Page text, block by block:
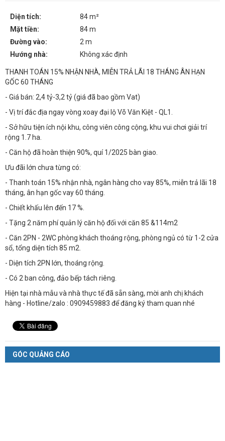
Diện tích:
84 m²
Mặt tiền:
84 m
Đường vào:
2 m
Hướng nhà:
Không xác định
THANH TOÁN 15% NHẬN NHÀ, MIỄN TRẢ LÃI 18 THÁNG ÂN HẠN
GỐC 60 THÁNG
- Giá bán: 2,4 tỷ-3,2 tỷ (giá đã bao gồm Vat)
- Vị trí đắc địa ngay vòng xoay đại lộ Võ Văn Kiệt - QL1.
- Sở hữu tiện ích nội khu, công viên công cộng, khu vui chơi giải trí
rộng 1.7 ha.
- Căn hộ đã hoàn thiện 90%, quí 1/2025 bàn giao.
Ưu đãi lớn chưa từng có:
- Thanh toán 15% nhận nhà, ngân hàng cho vay 85%, miễn trả lãi 18
tháng, ân hạn gốc vay 60 tháng.
- Chiết khấu lên đến 17 %.
- Tặng 2 năm phí quản lý căn hộ đối với căn 85 &114m2
- Căn 2PN - 2WC phòng khách thoáng rộng, phòng ngủ có từ 1-2 cửa
sổ, tổng diện tích 85 m2.
- Diện tích 2PN lớn, thoáng rộng.
- Có 2 ban công, đảo bếp tách riêng.
Hiện tại nhà mẫu và nhà thực tế đã sẵn sàng, mời anh chị khách
hàng - Hotline/zalo : 0909459883 để đăng ký tham quan nhé
GÓC QUẢNG CÁO